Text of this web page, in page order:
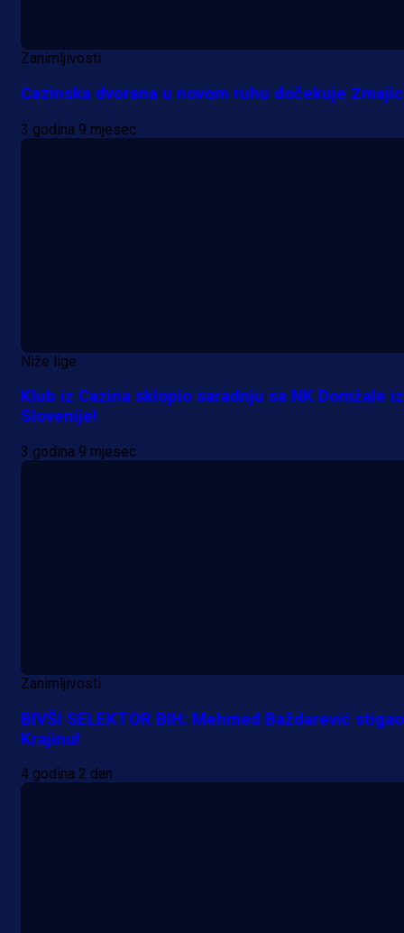
Zanimljivosti
Cazinska dvorana u novom ruhu dočekuje
3 godina 9 mjesec
Niže lige
Klub iz Cazina sklopio saradnju sa NK Domžale iz
Slovenije!
3 godina 9 mjesec
Zanimljivosti
BIVŠI SELEKTOR BIH: Mehmed Baždarević
Krajinu!
4 godina 2 dan